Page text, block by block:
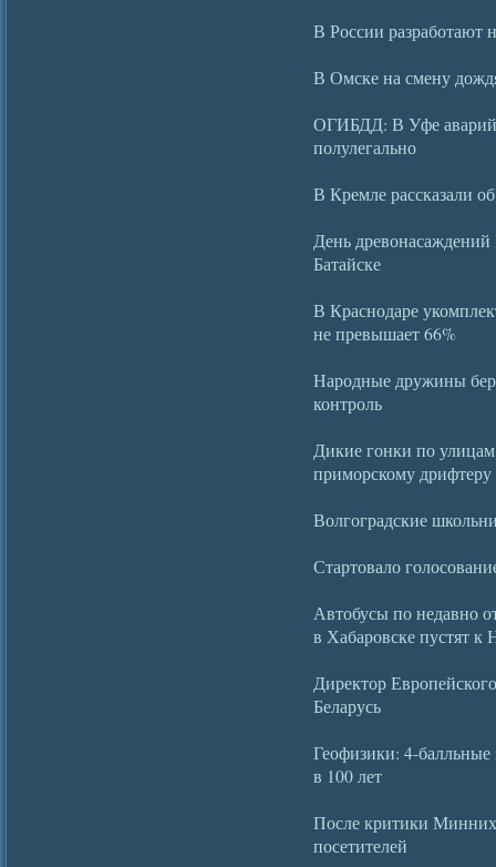
В России разработают
В Омске на смену
ОГИБДД: В Уфе
полулегально
В Кремле рассказали
День
Батайске
В Краснодаре
не превышает 66%
Народные дружины
контроль
Дикие гонки по
приморскому
Волгоградские
Стартовало
Автобусы по недавно
в Хабаровске пустят к
Директор
Беларусь
Геофизики: 4-балльные
в 100 лет
После критики
посетителей